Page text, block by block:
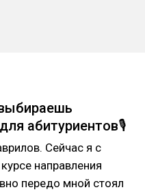
абитуриентов🎙️
Сейчас я с
направления
передо мной стоял